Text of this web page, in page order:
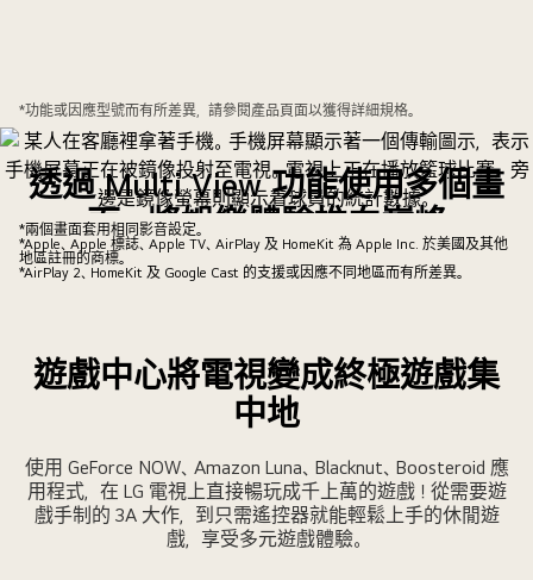
*功能或因應型號而有所差異，請參閱產品頁面以獲得詳細規格。
透過 Multi View 功能使用多個畫
面，將娛樂體驗推向巔峰
Multi View 功能讓電視發揮最大效能。透過 Google Cast 和
AirPlay 鏡像投射裝置畫面至電視。將螢幕分成兩個獨立視窗
*兩個畫面套用相同影音設定。
*Apple、Apple 標誌、Apple TV、AirPlay 及 HomeKit 為 Apple Inc. 於美國及其他
地區註冊的商標。
*AirPlay 2、HomeKit 及 Google Cast 的支援或因應不同地區而有所差異。
遊戲中心將電視變成終極遊戲集
中地
使用 GeForce NOW、Amazon Luna、Blacknut、Boosteroid 應
用程式，在 LG 電視上直接暢玩成千上萬的遊戲！從需要遊
戲手制的 3A 大作，到只需遙控器就能輕鬆上手的休閒遊
戲，享受多元遊戲體驗。